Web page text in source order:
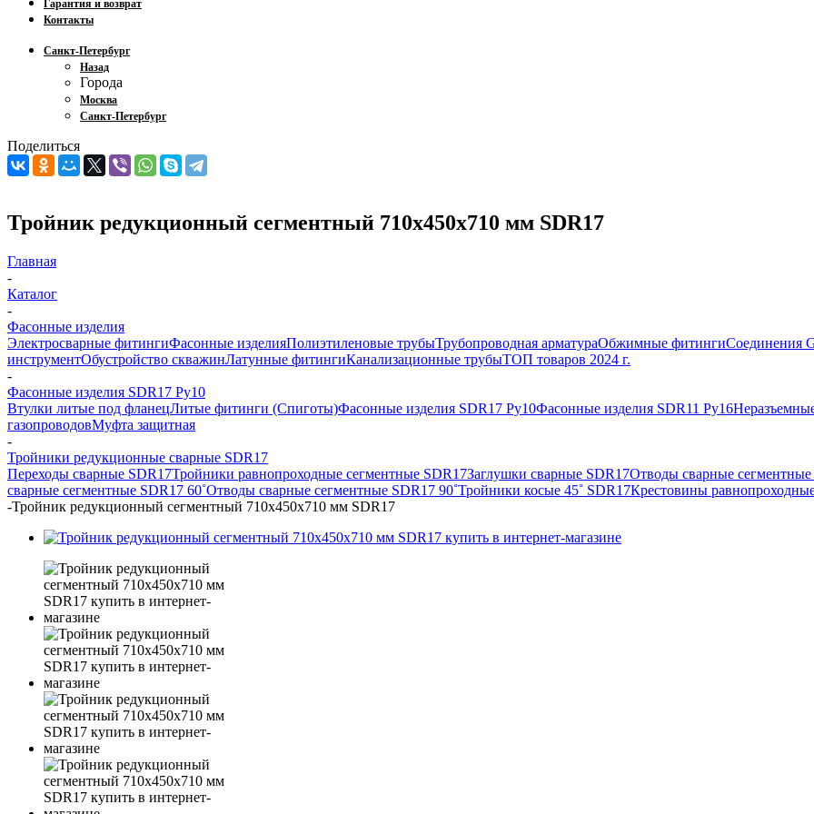
Гарантия и возврат
Контакты
Санкт-Петербург
Назад
Города
Москва
Санкт-Петербург
Поделиться
Тройник редукционный сегментный 710х450х710 мм SDR17
Главная
-
Каталог
-
Фасонные изделия
Электросварные фитингиФасонные изделияПолиэтиленовые трубыТрубопроводная арматураОбжимные фитингиСоединения
инструментОбустройство скважинЛатунные фитингиКанализационные трубыТОП товаров 2024 г.
-
Фасонные изделия SDR17 Ру10
Втулки литые под фланецЛитые фитинги (Спиготы)Фасонные изделия SDR17 Ру10Фасонные изделия SDR11 Ру16
газопроводовМуфта защитная
-
Тройники редукционные сварные SDR17
Переходы сварные SDR17Тройники равнопроходные сегментные SDR17Заглушки сварные SDR17Отводы сварные сегментные
сварные сегментные SDR17 60˚Отводы сварные сегментные SDR17 90˚Тройники косые 45˚ SDR17Крестовины
-Тройник редукционный сегментный 710х450х710 мм SDR17